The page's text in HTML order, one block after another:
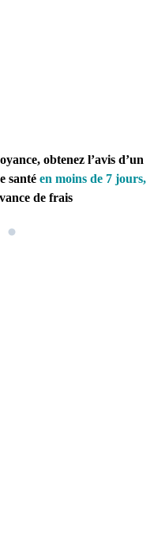
obtenez l’avis d’un
santé en moins de 7 jours,
de frais
médical en parallèle